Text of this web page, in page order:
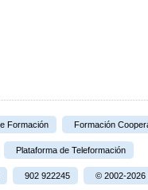
Formación Formación
Plataforma de Teleformación
902 922245 © 2002-2026